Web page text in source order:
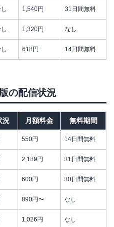
1,540円 31日間無料
1,320円 なし
618円 14日間無料
の配信状況
況 月額料金 無料期間
550円 14日間無料
2,189円 31日間無料
600円 30日間無料
890円〜 なし
1,026円 なし